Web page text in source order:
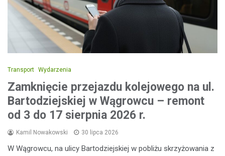
Transport Wydarzenia
Zamknięcie przejazdu kolejowego na ul.
Bartodziejskiej w Wągrowcu – remont
od 3 do 17 sierpnia 2026 r.
Kamil Nowakowski 30 lipca 2026
W Wągrowcu, na ulicy Bartodziejskiej w pobliżu skrzyżowania z